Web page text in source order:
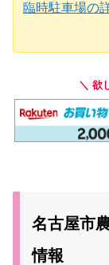
臨時駐車場の
＼ 欲
名古屋市
情報